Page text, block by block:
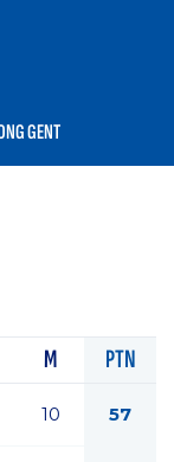
GENT
M PTN
10 57